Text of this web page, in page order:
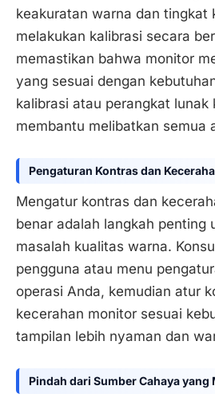
keakuratan warna dan tingkat
melakukan kalibrasi secara
memastikan bahwa monitor
yang sesuai dengan
kalibrasi atau perangkat lunak
membantu melibatkan semua
Pengaturan Kontras dan
Mengatur kontras dan
benar adalah langkah penting
masalah kualitas warna.
pengguna atau menu
operasi Anda, kemudian atur
kecerahan monitor sesuai
tampilan lebih nyaman dan
Pindah dari Sumber Cahaya yang